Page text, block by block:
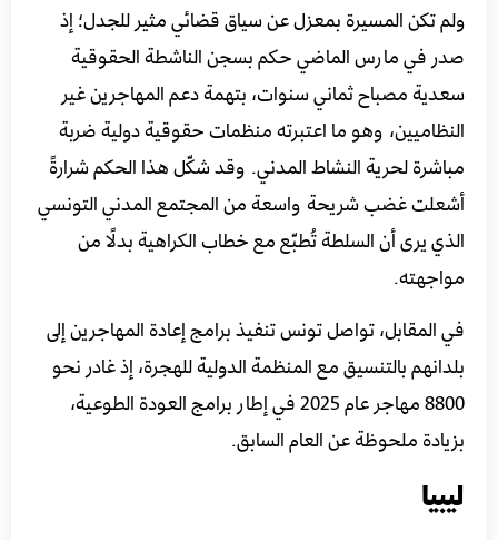
ولم تكن المسيرة بمعزل عن سياق قضائي مثير للجدل؛ إذ
صدر في مارس الماضي حكم بسجن الناشطة الحقوقية
سعدية مصباح ثماني سنوات، بتهمة دعم المهاجرين غير
النظاميين، وهو ما اعتبرته منظمات حقوقية دولية ضربة
مباشرة لحرية النشاط المدني. وقد شكّل هذا الحكم شرارةً
أشعلت غضب شريحة واسعة من المجتمع المدني التونسي
الذي يرى أن السلطة تُطبّع مع خطاب الكراهية بدلًا من
مواجهته.
في المقابل، تواصل تونس تنفيذ برامج إعادة المهاجرين إلى
بلدانهم بالتنسيق مع المنظمة الدولية للهجرة، إذ غادر نحو
8800 مهاجر عام 2025 في إطار برامج العودة الطوعية،
بزيادة ملحوظة عن العام السابق.
ليبيا